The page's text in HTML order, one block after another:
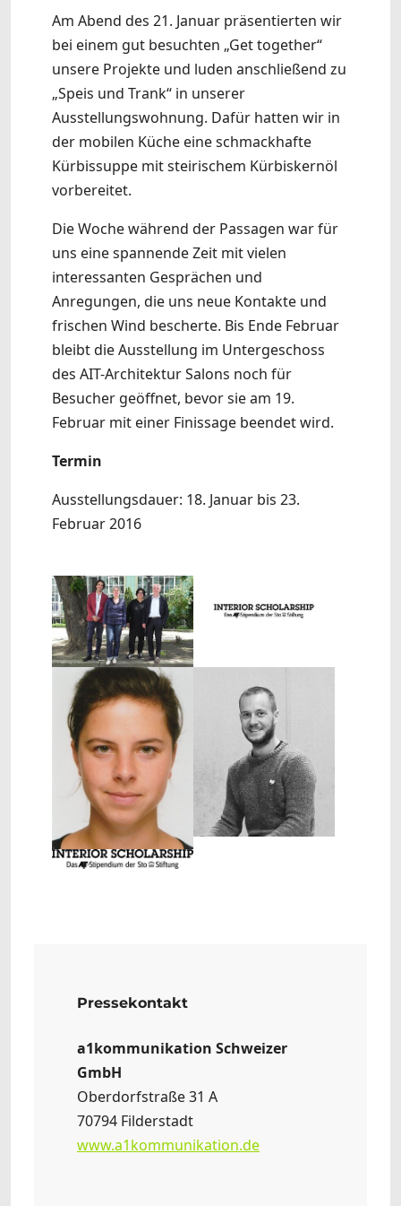
Am Abend des 21. Januar präsentierten wir
bei einem gut besuchten „Get together“
unsere Projekte und luden anschließend zu
„Speis und Trank“ in unserer
Ausstellungswohnung. Dafür hatten wir in
der mobilen Küche eine schmackhafte
Kürbissuppe mit steirischem Kürbiskernöl
vorbereitet.
Die Woche während der Passagen war für
uns eine spannende Zeit mit vielen
interessanten Gesprächen und
Anregungen, die uns neue Kontakte und
frischen Wind bescherte. Bis Ende Februar
bleibt die Ausstellung im Untergeschoss
des AIT-Architektur Salons noch für
Besucher geöffnet, bevor sie am 19.
Februar mit einer Finissage beendet wird.
Termin
Ausstellungsdauer: 18. Januar bis 23.
Februar 2016
Show larger version Show larger version
Show larger version
Show larger version
Pressekontakt
a1kommunikation Schweizer
GmbH
Oberdorfstraße 31 A
70794 Filderstadt
www.a1kommunikation.de